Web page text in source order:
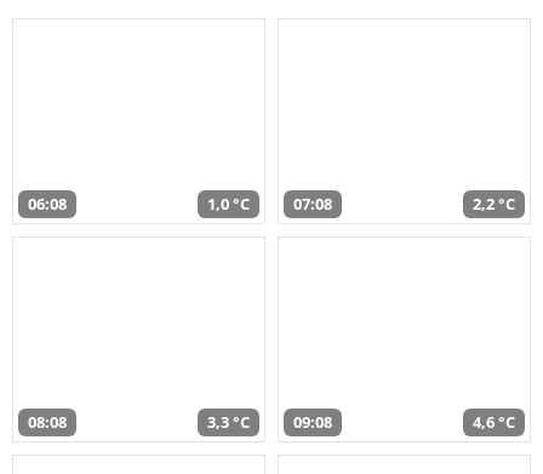
06:08 1,0 °C 07:08 2,2 °C
08:08 3,3 °C 09:08 4,6 °C